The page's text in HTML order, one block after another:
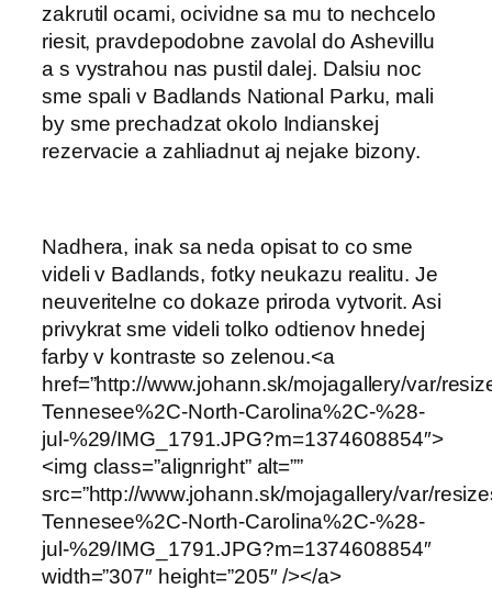
zakrutil ocami, ocividne sa mu to nechcelo
riesit, pravdepodobne zavolal do Ashevillu
a s vystrahou nas pustil dalej. Dalsiu noc
sme spali v Badlands National Parku, mali
by sme prechadzat okolo Indianskej
rezervacie a zahliadnut aj nejake bizony.
Nadhera, inak sa neda opisat to co sme
videli v Badlands, fotky neukazu realitu. Je
neuveritelne co dokaze priroda vytvorit. Asi
privykrat sme videli tolko odtienov hnedej
farby v kontraste so zelenou.<a
href=”http://www.johann.sk/mojagallery/var/
Tennesee%2C-North-Carolina%2C-%28-
jul-%29/IMG_1791.JPG?m=1374608854″>
<img class=”alignright” alt=””
src=”http://www.johann.sk/mojagallery/var/
Tennesee%2C-North-Carolina%2C-%28-
jul-%29/IMG_1791.JPG?m=1374608854″
width=”307″ height=”205″ /></a>